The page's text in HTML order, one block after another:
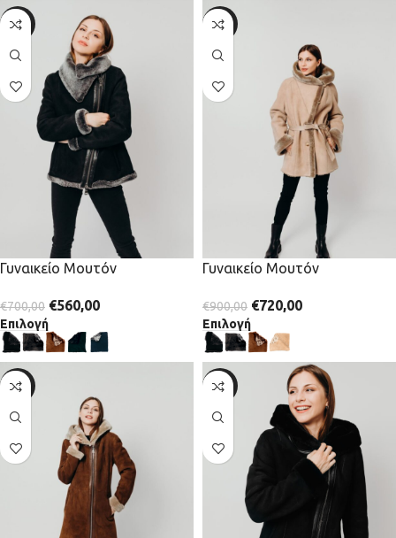
-20%
Γυναικείο Μουτόν
€700,00 €560,00
Επιλογή
-20%
Γυναικείο Μουτόν
€900,00 €720,00
Επιλογή
-20% -20%